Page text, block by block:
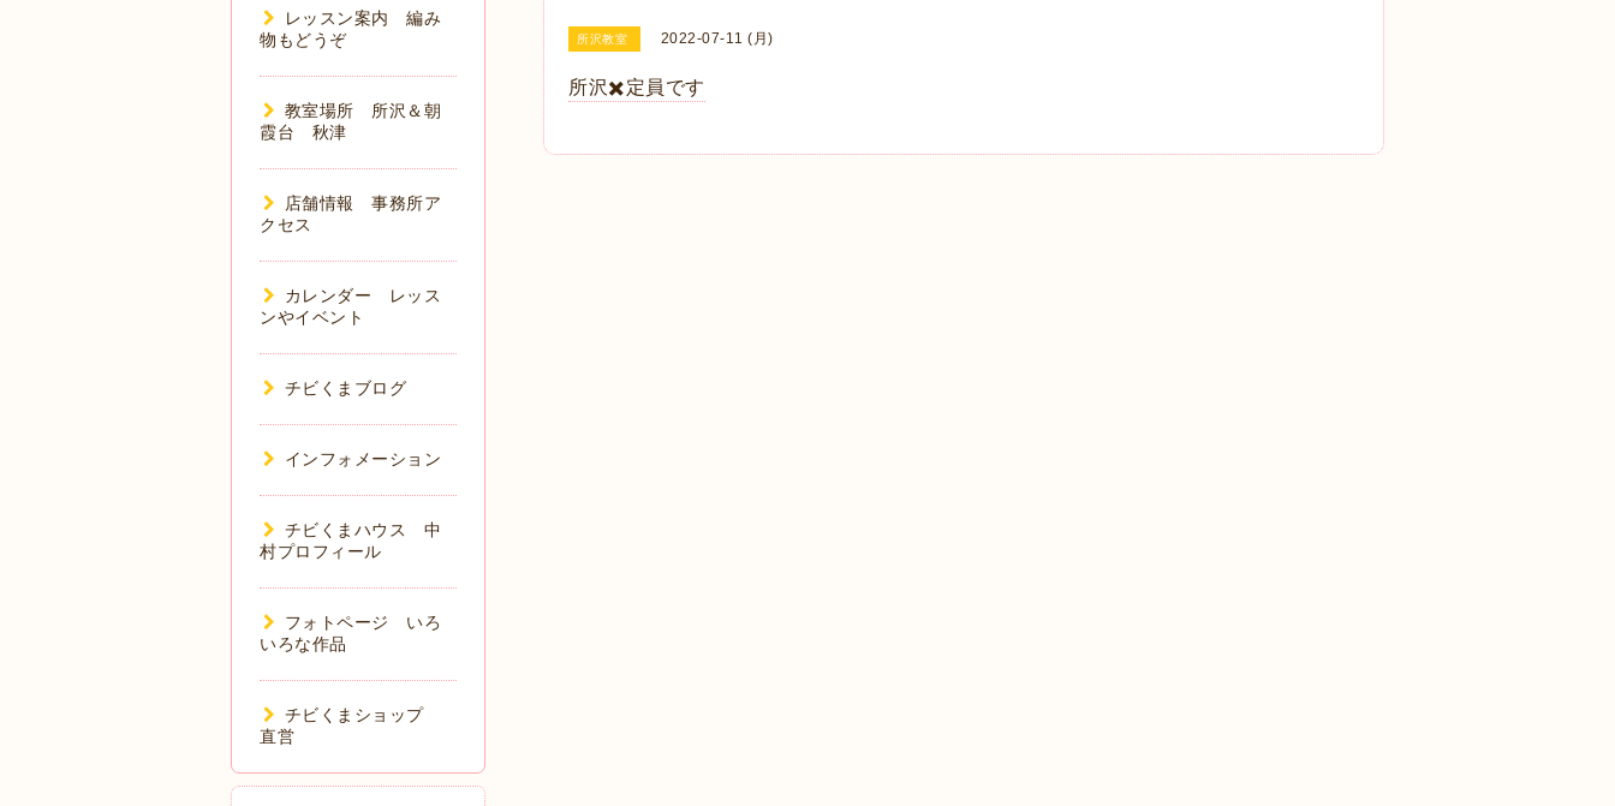
所沢教室 2022-07-11 (月)
所沢✖️定員です
レッスン案内 編み
物もどうぞ
教室場所 所沢＆朝
霞台 秋津
店舗情報 事務所ア
クセス
カレンダー レッス
ンやイベント
チビくまブログ
インフォメーション
チビくまハウス 中
村プロフィール
フォトページ いろ
いろな作品
チビくまショップ
直営